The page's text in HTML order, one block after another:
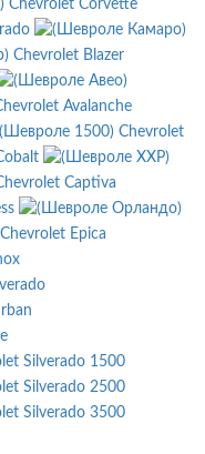
Chevrolet Corvette
Chevrolet Blazer
Avalanche
Chevrolet
Captiva
Chevrolet Epica
Silverado 1500
Silverado 2500
Silverado 3500